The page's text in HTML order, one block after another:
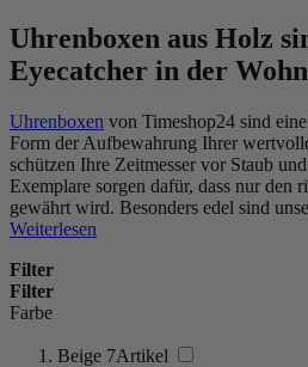
Uhrenboxen aus Holz
Eyecatcher in der
Uhrenboxen von Timeshop24 sind
Form der Aufbewahrung Ihrer
schützen Ihre Zeitmesser vor Staub
Exemplare sorgen dafür, dass nur den
gewährt wird. Besonders edel sind
Weiterlesen
Filter
Filter
Farbe
Beige 7Artikel